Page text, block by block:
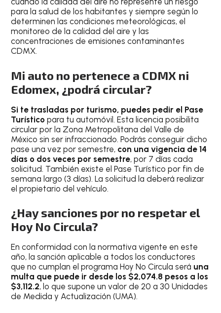
para la salud de los habitantes y siempre según lo
determinen las condiciones meteorológicas, el
monitoreo de la calidad del aire y las
concentraciones de emisiones contaminantes
CDMX.
Mi auto no pertenece a CDMX ni
Edomex, ¿podrá circular?
Si te trasladas por turismo, puedes pedir el Pase
Turístico para tu automóvil. Esta licencia posibilita
circular por la Zona Metropolitana del Valle de
México sin ser infraccionado. Podrás conseguir dicho
pase una vez por semestre, con una vigencia de 14
días o dos veces por semestre, por 7 días cada
solicitud. También existe el Pase Turístico por fin de
semana largo (3 días). La solicitud la deberá realizar
el propietario del vehículo.
¿Hay sanciones por no respetar el
Hoy No Circula?
En conformidad con la normativa vigente en este
año, la sanción aplicable a todos los conductores
que no cumplan el programa Hoy No Circula será una
multa que puede ir desde los $2,074.8 pesos a los
$3,112.2, lo que supone un valor de 20 a 30 Unidades
de Medida y Actualización (UMA).